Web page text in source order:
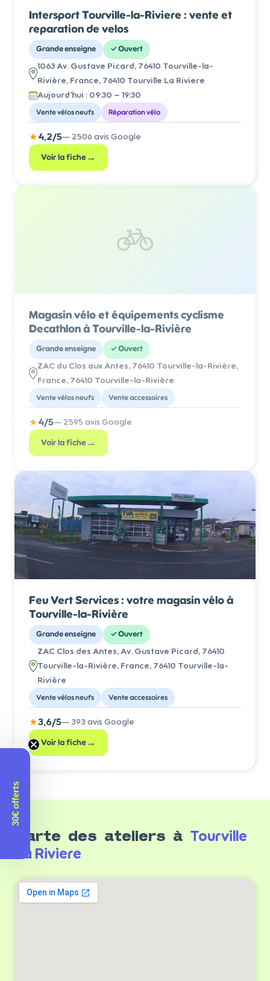
Intersport Tourville-la-Riviere : vente et
reparation de velos
Grande enseigne ✓Ouvert
1063 Av. Gustave Picard, 76410 Tourville-la-
Rivière, France, 76410 Tourville La Riviere
Aujourd'hui : 09:30 – 19:30
Vente vélos neufs Réparation vélo
★4,2/5— 2506 avis Google
Voir la fiche →
Magasin vélo et équipements cyclisme
Decathlon à Tourville-la-Rivière
Grande enseigne ✓Ouvert
ZAC du Clos aux Antes, 76410 Tourville-la-Rivière,
France, 76410 Tourville-la-Rivière
Vente vélos neufs Vente accessoires
★4/5— 2595 avis Google
Voir la fiche →
Feu Vert Services : votre magasin vélo à
Tourville-la-Rivière
Grande enseigne ✓Ouvert
ZAC Clos des Antes, Av. Gustave Picard, 76410
Tourville-la-Rivière, France, 76410 Tourville-la-
Rivière
Vente vélos neufs Vente accessoires
★3,6/5— 393 avis Google
Voir la fiche →
Carte des ateliers à Tourville
La Riviere
30€ offerts